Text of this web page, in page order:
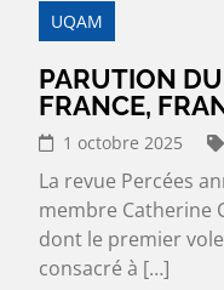
UQAM
PARUTION
FRANCE,
1 octobre 2025
La revue Percées
membre Catherine
dont le premier
consacré à […]